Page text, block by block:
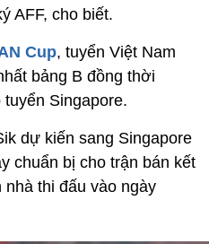
AFF, cho biết.
Cup, tuyển Việt Nam
bảng B đồng thời
Singapore.
dự kiến sang Singapore
chuẩn bị cho trận bán kết
thi đấu vào ngày